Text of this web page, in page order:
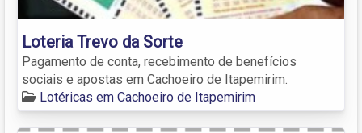
Loteria Trevo da Sorte
Pagamento de conta, recebimento de benefícios
sociais e apostas em Cachoeiro de Itapemirim.
Lotéricas em Cachoeiro de Itapemirim